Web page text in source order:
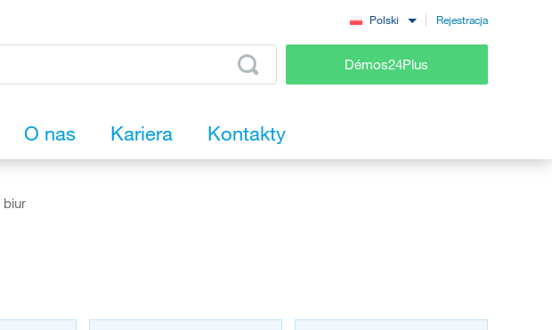
Polski Rejestracja
Démos24Plus
O nas Kariera Kontakty
biur